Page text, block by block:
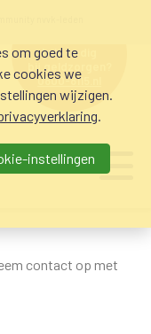
hulp nodig
bij geldzorgen?
0800-8115.nl
contact op met
om goed te
cookies we
wijzigen.
.
instellingen